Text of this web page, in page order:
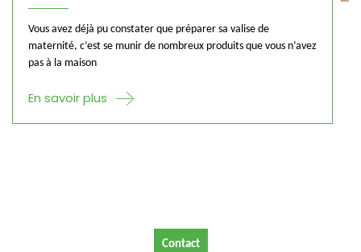
Vous avez déjà pu constater que préparer sa valise de
maternité, c’est se munir de nombreux produits que vous n’avez
pas à la maison
En savoir plus
Contact